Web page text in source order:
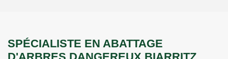
SPÉCIALISTE EN ABATTAGE